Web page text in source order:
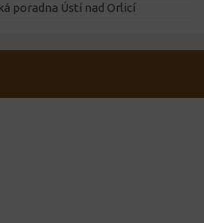
poradna Ústí nad Orlicí